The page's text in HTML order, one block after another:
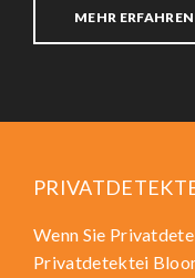
MEHR ERFAHREN
Wenn Sie
Privatdetektei